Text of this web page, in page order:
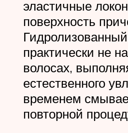
эластичные
поверхность
практически не
волосах,
естественного
временем
повторной